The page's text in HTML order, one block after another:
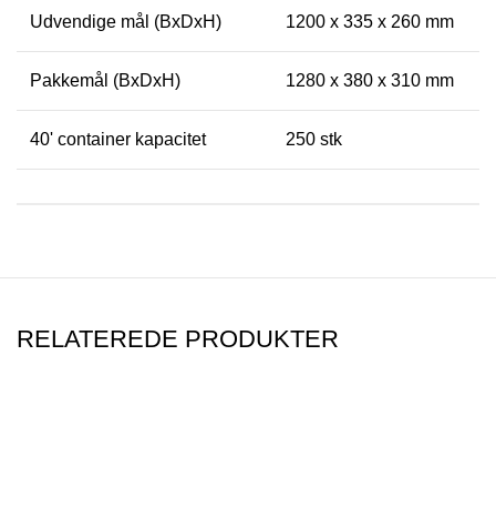
Udvendige mål (BxDxH) 1200 x 335 x 260 mm
Pakkemål (BxDxH) 1280 x 380 x 310 mm
40' container kapacitet 250 stk
RELATEREDE PRODUKTER